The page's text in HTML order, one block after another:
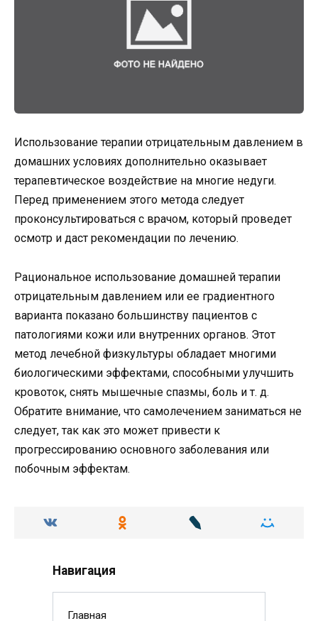
Использование терапии отрицательным давлением в
домашних условиях дополнительно оказывает
терапевтическое воздействие на многие недуги.
Перед применением этого метода следует
проконсультироваться с врачом, который проведет
осмотр и даст рекомендации по лечению.
Рациональное использование домашней терапии
отрицательным давлением или ее градиентного
варианта показано большинству пациентов с
патологиями кожи или внутренних органов. Этот
метод лечебной физкультуры обладает многими
биологическими эффектами, способными улучшить
кровоток, снять мышечные спазмы, боль и т. д.
Обратите внимание, что самолечением заниматься не
следует, так как это может привести к
прогрессированию основного заболевания или
побочным эффектам.
Навигация
Главная